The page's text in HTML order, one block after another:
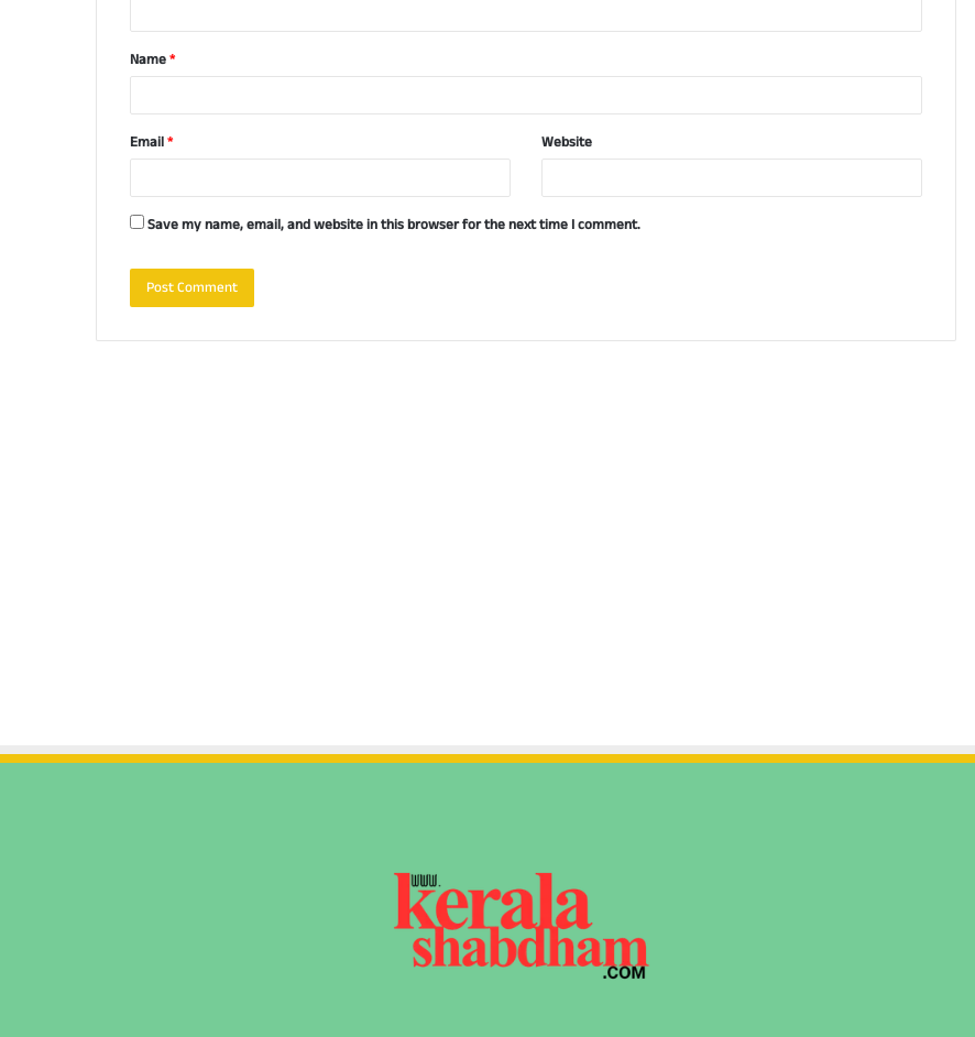
t
*Name*
Email* Website
Save my name, email, and website in this browser for the next time I comment.